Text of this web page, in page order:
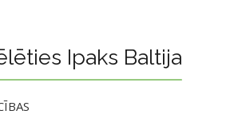
Ipaks Baltija